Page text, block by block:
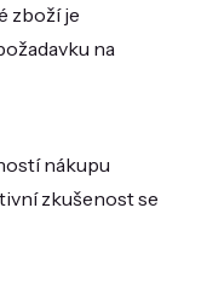
zboží je
na
nákupu
zkušenost se